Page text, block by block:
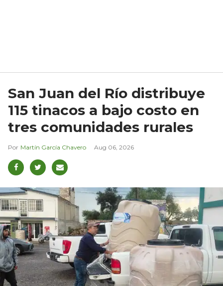
San Juan del Río distribuye
115 tinacos a bajo costo en
tres comunidades rurales
Martín García Chavero Aug 06, 2026